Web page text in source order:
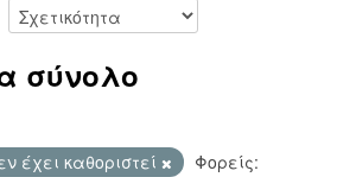
σύνολο
έχει καθοριστεί
Φορείς: